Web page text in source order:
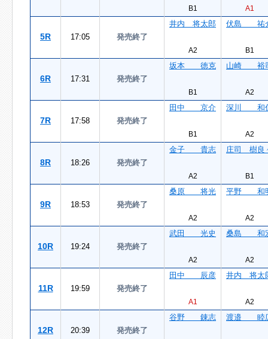
B1 A1
5R 17:05 発売終了
井内 将太郎
A2
伏島 祐
B1
6R 17:31 発売終了
坂本 徳克
B1
山崎 裕
A2
7R 17:58 発売終了
田中 京介
B1
深川 和
A2
8R 18:26 発売終了
金子 貴志
A2
庄司 樹良
B1
9R 18:53 発売終了
桑原 将光
A2
平野 和
A2
10R 19:24 発売終了
武田 光史
A2
桑島 和
A2
11R 19:59 発売終了
田中 辰彦
A1
井内 将太
A2
12R 20:39 発売終了
谷野 錬志 渡邉 睦